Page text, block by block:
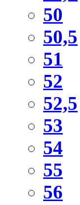
50
50,5
51
52
52,5
53
54
55
56